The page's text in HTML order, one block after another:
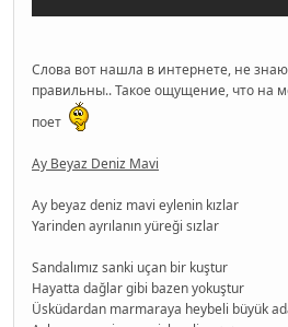
Слова вот нашла в интернете, не
правильны.. Такое ощущение, что на
поет
Ay Beyaz Deniz Mavi
Ay beyaz deniz mavi eylenin kızlar
Yarinden ayrılanın yüreği sızlar
Sandalımız sanki uçan bir kuştur
Hayatta dağlar gibi bazen yokuştur
Üsküdardan marmaraya heybeli büyük